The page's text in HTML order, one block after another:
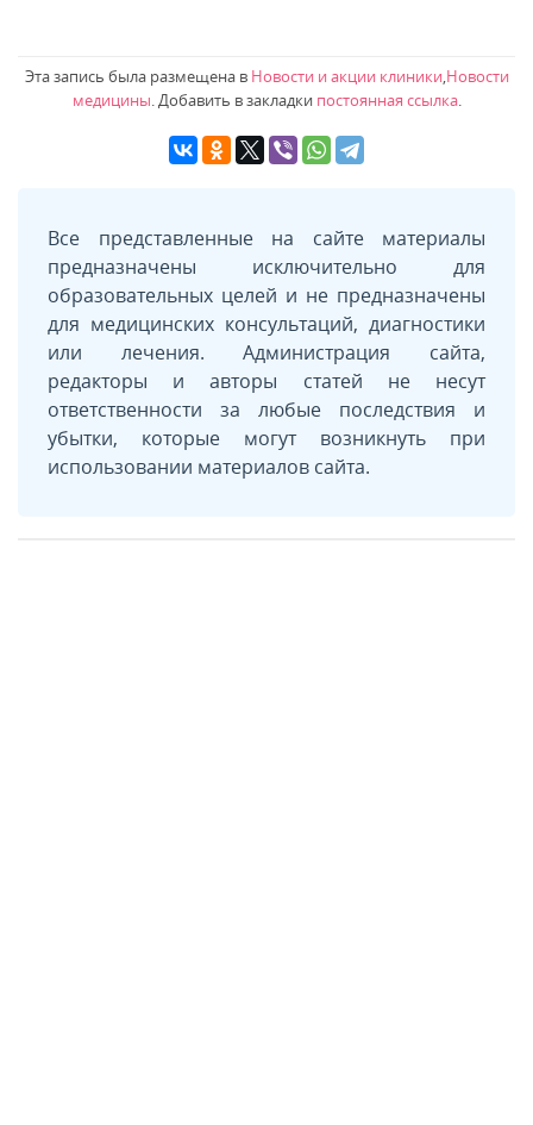
Эта запись была размещена в Новости и акции клиники,Новости
медицины. Добавить в закладки постоянная ссылка.
Все представленные на сайте материалы
предназначены исключительно для
образовательных целей и не предназначены
для медицинских консультаций, диагностики
или лечения. Администрация сайта,
редакторы и авторы статей не несут
ответственности за любые последствия и
убытки, которые могут возникнуть при
использовании материалов сайта.